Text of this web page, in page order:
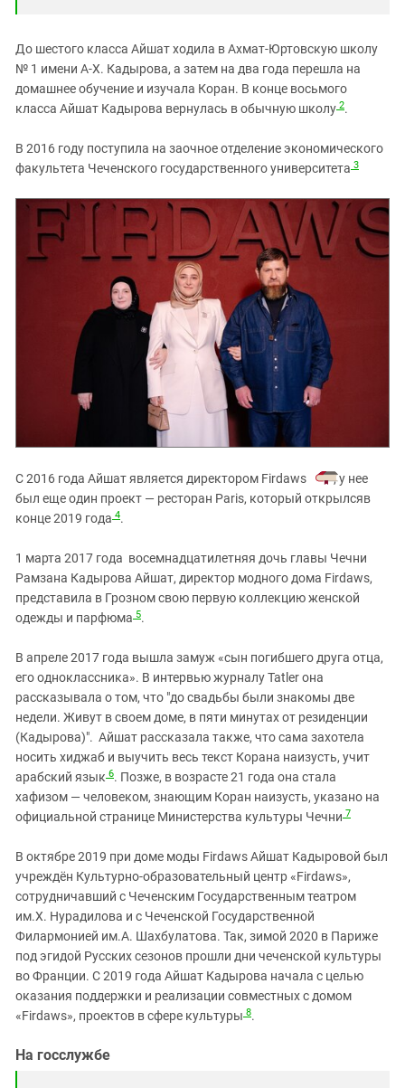
До шестого класса Айшат ходила в Ахмат-Юртовскую школу
№ 1 имени А-Х. Кадырова, а затем на два года перешла на
домашнее обучение и изучала Коран. В конце восьмого
класса Айшат Кадырова вернулась в обычную школу 2.
В 2016 году поступила на заочное отделение экономического
факультета Чеченского государственного университета 3
С 2016 года Айшат является директором Firdaws
, у нее
был еще один проект — ресторан Paris, который открылсяв
конце 2019 года 4.
1 марта 2017 года восемнадцатилетняя дочь главы Чечни
Рамзана Кадырова Айшат, директор модного дома Firdaws,
представила в Грозном свою первую коллекцию женской
одежды и парфюма 5.
В апреле 2017 года вышла замуж «сын погибшего друга отца,
его одноклассника». В интервью журналу Tatler она
рассказывала о том, что "до свадьбы были знакомы две
недели. Живут в своем доме, в пяти минутах от резиденции
(Кадырова)". Айшат рассказала также, что сама захотела
носить хиджаб и выучить весь текст Корана наизусть, учит
арабский язык 6. Позже, в возрасте 21 года она стала
хафизом — человеком, знающим Коран наизусть, указано на
официальной странице Министерства культуры Чечни 7
В октябре 2019 при доме моды Firdaws Айшат Кадыровой был
учреждён Культурно-образовательный центр «Firdaws»,
сотрудничавший с Чеченским Государственным театром
им.Х. Нурадилова и с Чеченской Государственной
Филармонией им.А. Шахбулатова. Так, зимой 2020 в Париже
под эгидой Русских сезонов прошли дни чеченской культуры
во Франции. С 2019 года Айшат Кадырова начала с целью
оказания поддержки и реализации совместных с домом
«Firdaws», проектов в сфере культуры 8.
На госслужбе